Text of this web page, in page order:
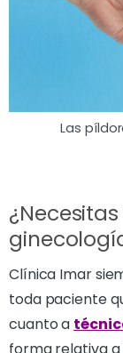
Las
Clínica Imar
toda paciente
cuanto a